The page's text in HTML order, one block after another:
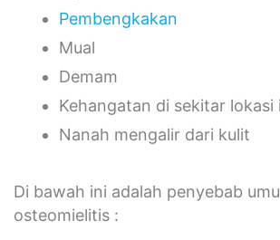
Pembengkakan
Mual
Demam
Kehangatan di sekitar lokasi
Nanah mengalir dari kulit
Di bawah ini adalah penyebab
osteomielitis :